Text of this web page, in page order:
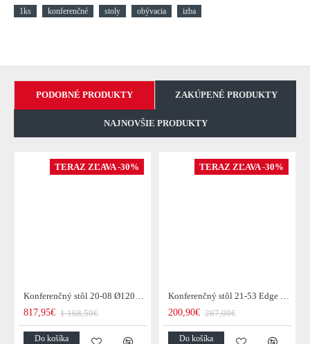
1ks
konferenčné stoly obývacia izba
PODOBNÉ PRODUKTY ZAKÚPENÉ PRODUKTY
NAJNOVŠIE PRODUKTY
TERAZ ZĽAVA -30%
Konferenčný stôl 20-08 Ø120cm Daytona Drevo Orech-Saja
817,95€ 1 168,50€
Do košíka
TERAZ ZĽAVA -30%
Konferenčný stôl 21-53 Edge 50x50cm 4-set Drevo Acacia
200,90€ 287,00€
Do košíka